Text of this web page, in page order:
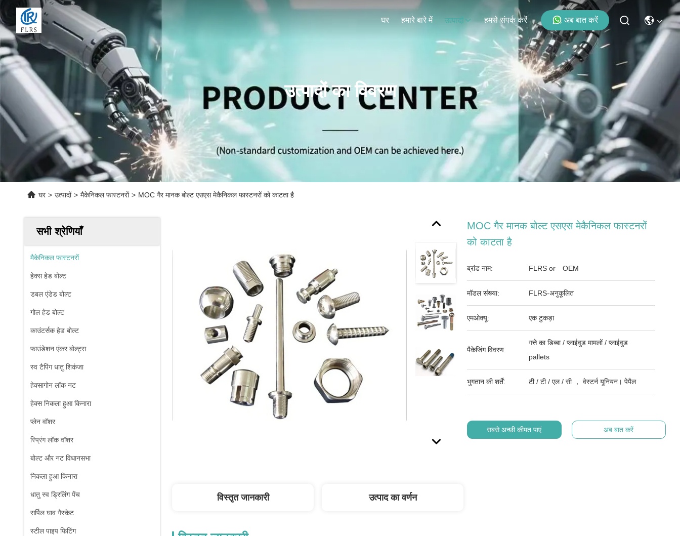
घर हमारे बारे में उत्पादों हमसे संपर्क करें अब बात करें
उत्पादों का विवरण
घर > उत्पादों > मैकेनिकल फास्टनरों > MOC गैर मानक बोल्ट एसएस मेकैनिकल फास्टनरों को काटता है
सभी श्रेणियाँ
मैकेनिकल फास्टनरों
हेक्स हेड बोल्ट
डबल एंडेड बोल्ट
गोल हेड बोल्ट
काउंटर्सक हेड बोल्ट
फाउंडेशन एंकर बोल्ट्स
स्व टैपिंग धातु शिकंजा
हेक्सागोन लॉक नट
हेक्स निकला हुआ किनारा
प्लेन वॉशर
स्प्रिंग लॉक वॉशर
बोल्ट और नट विधानसभा
निकला हुआ किनारा
धातु स्व ड्रिलिंग पेंच
सर्पिल घाव गैस्केट
स्टील पाइप फिटिंग
MOC गैर मानक बोल्ट एसएस मेकैनिकल फास्टनरों
को काटता है
ब्रांड नाम: FLRS or OEM
मॉडल संख्या: FLRS-अनुकूलित
एमओक्यू: एक टुकड़ा
पैकेजिंग विवरण:
गत्ते का डिब्बा / प्लाईवुड मामलों / प्लाईवुड
pallets
भुगतान की शर्तें: टी / टी / एल / सी ， वेस्टर्न यूनियन। पेपैल
सबसे अच्छी कीमत पाएं अब बात करें
विस्तृत जानकारी उत्पाद का वर्णन